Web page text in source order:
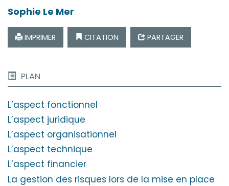
Sophie Le Mer
IMPRIMER CITATION PARTAGER
PLAN
L’aspect fonctionnel
L’aspect juridique
L’aspect organisationnel
L’aspect technique
L’aspect financier
La gestion des risques lors de la mise en place